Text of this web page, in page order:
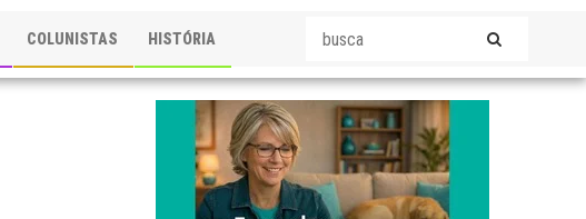
COLUNISTAS HISTÓRIA